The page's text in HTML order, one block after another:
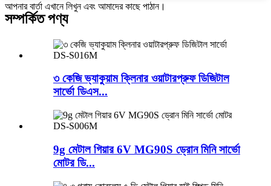
আপনার বার্তা এখানে লিখুন এবং আমাদের কাছে পাঠান।
সম্পর্কিত পণ্য
৩ কেজি ভ্যাকুয়াম ক্লিনার ওয়াটারপ্রুফ ডিজিটাল
সার্ভো ডিএস...
9g মেটাল গিয়ার 6V MG90S ড্রোন মিনি সার্ভো
মোটর ডি...